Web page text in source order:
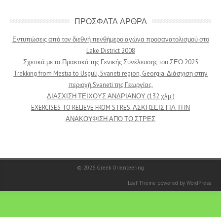
ΠΡΟΣΦΑΤΑ ΑΡΘΡΑ
Εντυπώσεις από τον διεθνή πενθήμερο αγώνα προσανατολισμού στο
Lake District 2008
Σχετικά με τα Πρακτικά της Γενικής Συνέλευσης του ΣΕΟ 2025
Trekking from Mestia to Usguli, Svaneti region, Georgia. Διάσχιση στην
περιοχή Svaneti της Γεωργίας.
ΔΙΑΣΧΙΣΗ ΤΕΙΧΟΥΣ ΑΝΔΡΙΑΝΟΥ (132 χλμ.)
EXERCISES TO RELIEVE FROM STRES. ΑΣΚΗΣΕΙΣ ΓΙΑ ΤΗΝ
ΑΝΑΚΟΥΦΙΣΗ ΑΠΟ ΤΟ ΣΤΡΕΣ
© 2026 Greek Orienteering
Leaf Theme powered by WordPress